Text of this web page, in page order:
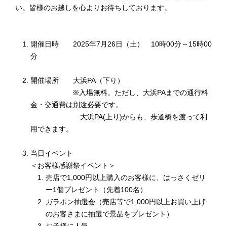
い。皆様のお越しを心よりお待ちしております。
開催日時 2025年7月26日（土） 10時00分～15時00
分
開催場所 大浜PA（下り）
※入場無料。ただし、大浜PAまでの通行料
金・交通費は別途必要です。
大浜PA(上り)からも、歩道橋を渡って利
用できます。
当日イベント
＜お客様感謝祭イベント＞
売店で1,000円以上購入のお客様に、はっさくゼリ
ー1個プレゼント（先着100名）
ガラポン抽選会（売店等で1,000円以上お買い上げ
のお客さまに抽選で景品をプレゼント）